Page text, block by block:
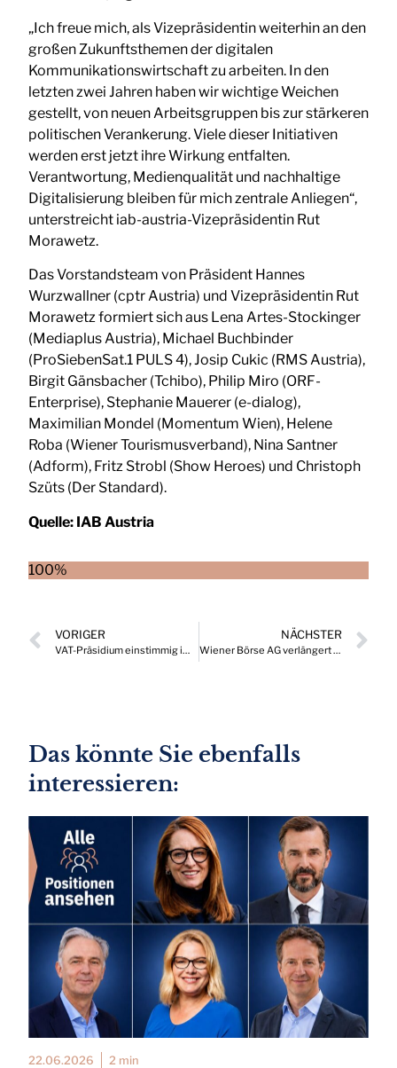
„Ich freue mich, als Vizepräsidentin weiterhin an den
großen Zukunftsthemen der digitalen
Kommunikationswirtschaft zu arbeiten. In den
letzten zwei Jahren haben wir wichtige Weichen
gestellt, von neuen Arbeitsgruppen bis zur stärkeren
politischen Verankerung. Viele dieser Initiativen
werden erst jetzt ihre Wirkung entfalten.
Verantwortung, Medienqualität und nachhaltige
Digitalisierung bleiben für mich zentrale Anliegen“,
unterstreicht iab-austria-Vizepräsidentin Rut
Morawetz.
Das Vorstandsteam von Präsident Hannes
Wurzwallner (cptr Austria) und Vizepräsidentin Rut
Morawetz formiert sich aus Lena Artes-Stockinger
(Mediaplus Austria), Michael Buchbinder
(ProSiebenSat.1 PULS 4), Josip Cukic (RMS Austria),
Birgit Gänsbacher (Tchibo), Philip Miro (ORF-
Enterprise), Stephanie Mauerer (e-dialog),
Maximilian Mondel (Momentum Wien), Helene
Roba (Wiener Tourismusverband), Nina Santner
(Adform), Fritz Strobl (Show Heroes) und Christoph
Szüts (Der Standard).
Quelle: IAB Austria
100%
VORIGER
VAT-Präsidium einstimmig im Amt bestätigt
NÄCHSTER
Wiener Börse AG verlängert CEO-Vertrag
Das könnte Sie ebenfalls
interessieren:
22.06.2026 2 min